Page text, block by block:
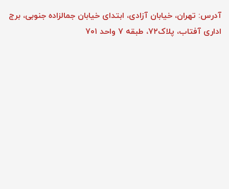
آدرس: تهران، خیابان آزادی، ابتدای خیابان جمالزاده جنوبی، برج
اداری آفتاب، پلاک۷۲، طبقه ۷ واحد ۷۰۱